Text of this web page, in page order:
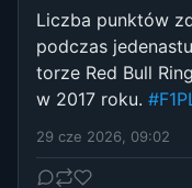
Liczba punktów
podczas
torze Red Bull
w 2017 roku.
29 cze 2026, 09:02